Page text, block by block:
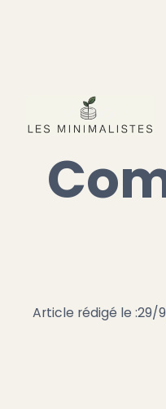
Minimalisme
Article rédigé le :29/